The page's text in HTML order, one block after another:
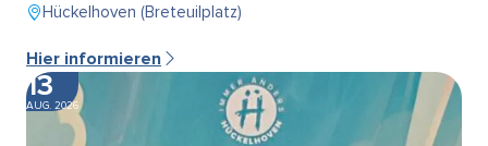
Hückelhoven (Breteuilplatz)
Hier informieren
13
AUG. 2026